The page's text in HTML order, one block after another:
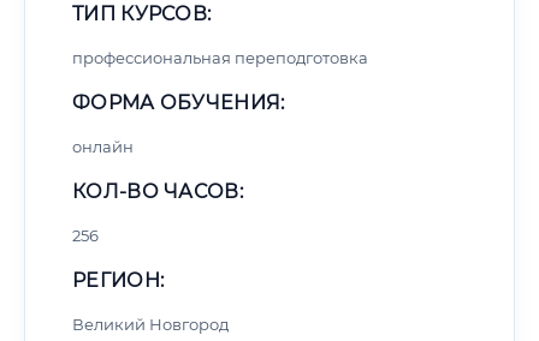
ТИП КУРСОВ:
профессиональная переподготовка
ФОРМА ОБУЧЕНИЯ:
онлайн
КОЛ-ВО ЧАСОВ:
256
РЕГИОН:
Великий Новгород